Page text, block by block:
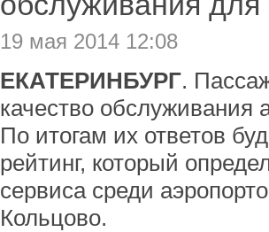
19 мая 2014 12:08
ЕКАТЕРИНБУРГ.
качество обслуживания
По итогам их ответов
рейтинг, который
сервиса среди
Кольцово.